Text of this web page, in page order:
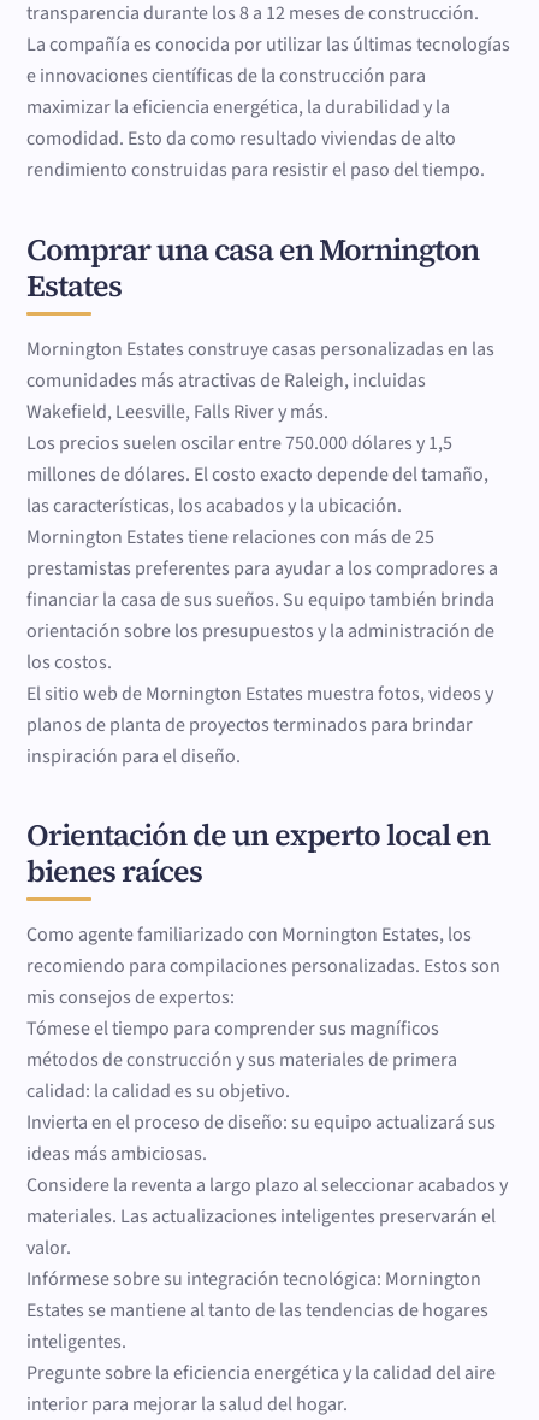
transparencia durante los 8 a 12 meses de construcción.
La compañía es conocida por utilizar las últimas tecnologías
e innovaciones científicas de la construcción para
maximizar la eficiencia energética, la durabilidad y la
comodidad. Esto da como resultado viviendas de alto
rendimiento construidas para resistir el paso del tiempo.
Comprar una casa en Mornington
Estates
Mornington Estates construye casas personalizadas en las
comunidades más atractivas de Raleigh, incluidas
Wakefield, Leesville, Falls River y más.
Los precios suelen oscilar entre 750.000 dólares y 1,5
millones de dólares. El costo exacto depende del tamaño,
las características, los acabados y la ubicación.
Mornington Estates tiene relaciones con más de 25
prestamistas preferentes para ayudar a los compradores a
financiar la casa de sus sueños. Su equipo también brinda
orientación sobre los presupuestos y la administración de
los costos.
El sitio web de Mornington Estates muestra fotos, videos y
planos de planta de proyectos terminados para brindar
inspiración para el diseño.
Orientación de un experto local en
bienes raíces
Como agente familiarizado con Mornington Estates, los
recomiendo para compilaciones personalizadas. Estos son
mis consejos de expertos:
Tómese el tiempo para comprender sus magníficos
métodos de construcción y sus materiales de primera
calidad: la calidad es su objetivo.
Invierta en el proceso de diseño: su equipo actualizará sus
ideas más ambiciosas.
Considere la reventa a largo plazo al seleccionar acabados y
materiales. Las actualizaciones inteligentes preservarán el
valor.
Infórmese sobre su integración tecnológica: Mornington
Estates se mantiene al tanto de las tendencias de hogares
inteligentes.
Pregunte sobre la eficiencia energética y la calidad del aire
interior para mejorar la salud del hogar.